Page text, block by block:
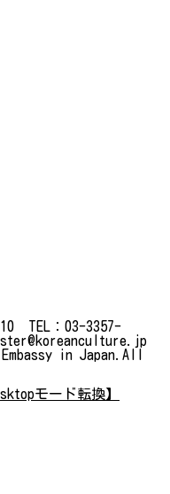
TEL：03-3357-
in Japan.All
モード転換】